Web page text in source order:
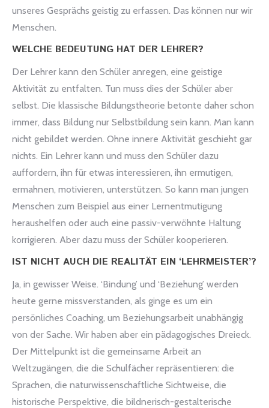
unseres Gesprächs geistig zu erfassen. Das können nur wir
Menschen.
WELCHE BEDEUTUNG HAT DER LEHRER?
Der Lehrer kann den Schüler anregen, eine geistige
Aktivität zu entfalten. Tun muss dies der Schüler aber
selbst. Die klassische Bildungstheorie betonte daher schon
immer, dass Bildung nur Selbstbildung sein kann. Man kann
nicht gebildet werden. Ohne innere Aktivität geschieht gar
nichts. Ein Lehrer kann und muss den Schüler dazu
auffordern, ihn für etwas interessieren, ihn ermutigen,
ermahnen, motivieren, unterstützen. So kann man jungen
Menschen zum Beispiel aus einer Lernentmutigung
heraushelfen oder auch eine passiv-verwöhnte Haltung
korrigieren. Aber dazu muss der Schüler kooperieren.
IST NICHT AUCH DIE REALITÄT EIN ‘LEHRMEISTER’?
Ja, in gewisser Weise. ‘Bindung’ und ‘Beziehung’ werden
heute gerne missverstanden, als ginge es um ein
persönliches Coaching, um Beziehungsarbeit unabhängig
von der Sache. Wir haben aber ein pädagogisches Dreieck.
Der Mittelpunkt ist die gemeinsame Arbeit an
Weltzugängen, die die Schulfächer repräsentieren: die
Sprachen, die naturwissenschaftliche Sichtweise, die
historische Perspektive, die bildnerisch-gestalterische